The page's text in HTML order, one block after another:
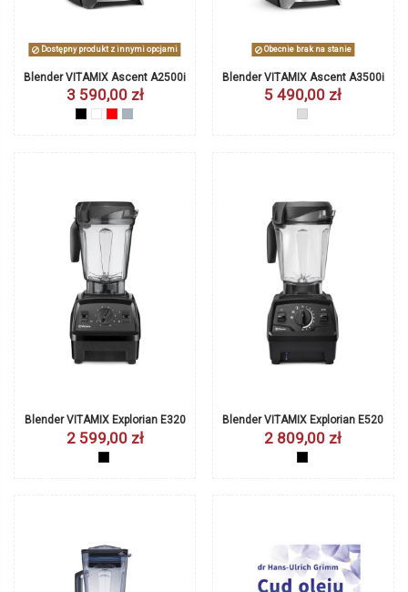
Dostępny produkt z innymi opcjami
Blender VITAMIX Ascent A2500i
3 590,00 zł
czarny
białyczerwony
szary
Obecnie brak na stanie
Blender VITAMIX Ascent A3500i
5 490,00 zł
inox
Blender VITAMIX Explorian E320
2 599,00 zł
czarny
Blender VITAMIX Explorian E520
2 809,00 zł
czarny